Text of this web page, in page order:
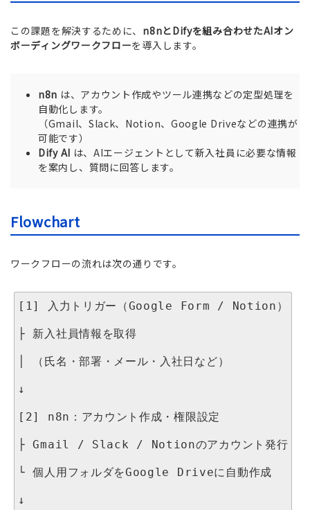
この課題を解決するために、 n8nとDifyを組み合わせたAIオン
ボーディングワークフローを導入します。
n8n は、アカウント作成やツール連携などの定型処理を
自動化します。
（Gmail、Slack、Notion、Google Driveなどの連携が
可能です）
Dify AI は、AIエージェントとして新入社員に必要な情報
を案内し、質問に回答します。
Flowchart
ワークフローの流れは次の通りです。
[1] 入力トリガー（Google Form / Notion）
├ 新入社員情報を取得
│ （氏名・部署・メール・入社日など）
↓
[2] n8n：アカウント作成・権限設定
├ Gmail / Slack / Notionのアカウント発行
└ 個人用フォルダをGoogle Driveに自動作成
↓